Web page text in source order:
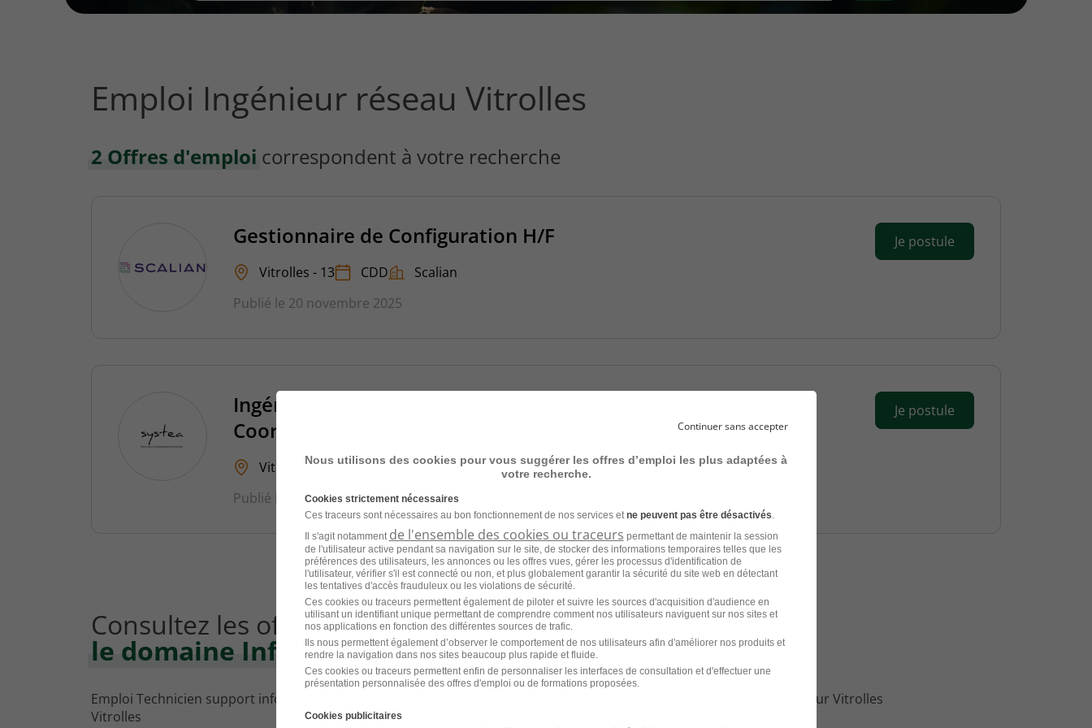
vous
ce
rechercher
?
Emploi Ingénieur réseau Vitrolles
2 Offres d'emploi correspondent à votre recherche
Gestionnaire de Configuration H/F
Vitrolles - 13 CDD
Scalian
Publié le 20 novembre 2025
Je postule
Ingénieur Réseaux Secs - Conception et
Coordination de Projets Urbains H/F
Vitrolles - 13 CDI
Systea Infrastructures
Publié le 6 août 2025
Je postule
Consultez les offres d'emploi par métier à Vitrolles dans
le domaine Informatique
Emploi Technicien support informatique
Vitrolles
Emploi Développeur Vitrolles
Continuer sans accepter
Nous utilisons des cookies pour vous suggérer les offres d’emploi les plus adaptées à
votre recherche.
Cookies strictement nécessaires
Ces traceurs sont nécessaires au bon fonctionnement de nos services etne peuvent pas être désactivés.
Il s'agit notamment de l'ensemble des cookies ou traceurs permettant de maintenir la session
de l'utilisateur active pendant sa navigation sur le site, de stocker des informations temporaires telles que les
préférences des utilisateurs, les annonces ou les offres vues, gérer les processus d'identification de
l'utilisateur, vérifier s'il est connecté ou non, et plus globalement garantir la sécurité du site web en détectant
les tentatives d'accès frauduleux ou les violations de sécurité.
Ces cookies ou traceurs permettent également de piloter et suivre les sources d'acquisition d'audience en
utilisant un identifiant unique permettant de comprendre comment nos utilisateurs naviguent sur nos sites et
nos applications en fonction des différentes sources de trafic.
Ils nous permettent également d’observer le comportement de nos utilisateurs afin d'améliorer nos produits et
rendre la navigation dans nos sites beaucoup plus rapide et fluide.
Ces cookies ou traceurs permettent enfin de personnaliser les interfaces de consultation et d'effectuer une
présentation personnalisée des offres d'emploi ou de formations proposées.
Cookies publicitaires